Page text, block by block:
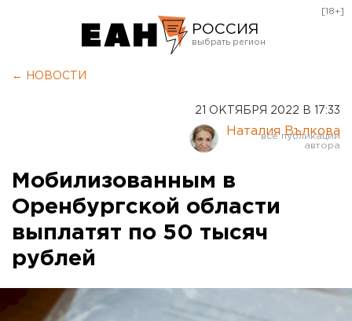
РОССИЯ
Курган
Оренбург
[18+]
← НОВОСТИ
21 ОКТЯБРЯ 2022 В 17:33
Наталия Вълкова
Мобилизованным в
Оренбургской области
выплатят по 50 тысяч
рублей